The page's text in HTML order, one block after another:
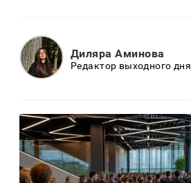
Диляра Аминова
Редактор выходного дня